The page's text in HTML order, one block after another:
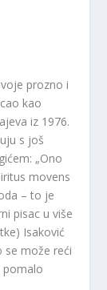
prozno i
kao
iz 1976.
s još
„Ono
movens
– to je
pisac u više
Isaković
se može reći
pomalo